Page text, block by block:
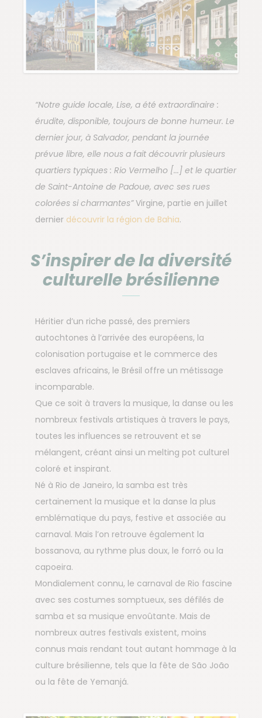
“Notre guide locale, Lise, a été extraordinaire :
érudite, disponible, toujours de bonne humeur. Le
dernier jour, à Salvador, pendant la journée
prévue libre, elle nous a fait découvrir plusieurs
quartiers typiques : Rio Vermelho [...] et le quartier
de Saint-Antoine de Padoue, avec ses rues
colorées si charmantes”Virgine, partie en juillet
dernier découvrir la région de Bahia.
S’inspirer de la diversité
culturelle brésilienne
Héritier d’un riche passé, des premiers
autochtones à l’arrivée des européens, la
colonisation portugaise et le commerce des
esclaves africains, le Brésil offre un métissage
incomparable.
Que ce soit à travers la musique, la danse ou les
nombreux festivals artistiques à travers le pays,
toutes les influences se retrouvent et se
mélangent, créant ainsi un melting pot culturel
coloré et inspirant.
Né à Rio de Janeiro, la samba est très
certainement la musique et la danse la plus
emblématique du pays, festive et associée au
carnaval. Mais l’on retrouve également la
bossanova, au rythme plus doux, le forró ou la
capoeira.
Mondialement connu, le carnaval de Rio fascine
avec ses costumes somptueux, ses défilés de
samba et sa musique envoûtante. Mais de
nombreux autres festivals existent, moins
connus mais rendant tout autant hommage à la
culture brésilienne, tels que la fête de São João
ou la fête de Yemanjá.